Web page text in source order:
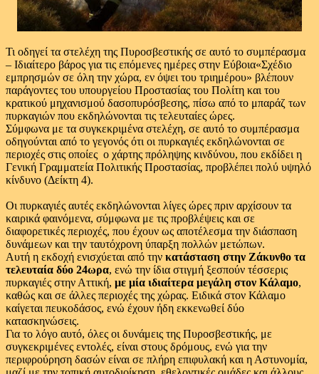
Τι οδηγεί τα στελέχη της Πυροσβεστικής σε αυτό το συμπέρασμα
– Ιδιαίτερο βάρος για τις επόμενες ημέρες στην Εύβοια«Σχέδιο
εμπρησμών σε όλη την χώρα, εν όψει του τριημέρου» βλέπουν
παράγοντες του υπουργείου Προστασίας του Πολίτη και του
κρατικού μηχανισμού δασοπυρόσβεσης, πίσω από το μπαράζ των
πυρκαγιών που εκδηλώνονται τις τελευταίες ώρες.
Σύμφωνα με τα συγκεκριμένα στελέχη, σε αυτό το συμπέρασμα
οδηγούνται από το γεγονός ότι οι πυρκαγιές εκδηλώνονται σε
περιοχές στις οποίες ο χάρτης πρόληψης κινδύνου, που εκδίδει η
Γενική Γραμματεία Πολιτικής Προστασίας, προβλέπει πολύ υψηλό
κίνδυνο (Δείκτη 4).
Οι πυρκαγιές αυτές εκδηλώνονται λίγες ώρες πριν αρχίσουν τα
καιρικά φαινόμενα, σύμφωνα με τις προβλέψεις και σε
διαφορετικές περιοχές, που έχουν ως αποτέλεσμα την διάσπαση
δυνάμεων και την ταυτόχρονη ύπαρξη πολλών μετώπων.
Αυτή η εκδοχή ενισχύεται από την κατάσταση στην Ζάκυνθο τα
τελευταία δύο 24ωρα, ενώ την ίδια στιγμή ξεσπούν τέσσερις
πυρκαγιές στην Αττική, με μία ιδιαίτερα μεγάλη στον Κάλαμο,
καθώς και σε άλλες περιοχές της χώρας. Ειδικά στον Κάλαμο
καίγεται πευκοδάσος, ενώ έχουν ήδη εκκενωθεί δύο
κατασκηνώσεις.
Για το λόγο αυτό, όλες οι δυνάμεις της Πυροσβεστικής, με
συγκεκριμένες εντολές, είναι στους δρόμους, ενώ για την
περιφρούρηση δασών είναι σε πλήρη επιφυλακή και η Αστυνομία,